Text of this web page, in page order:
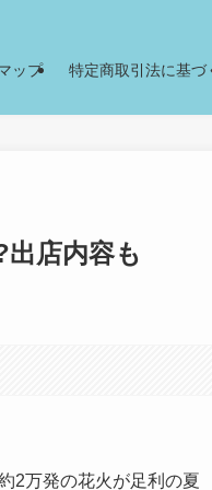
ップ 特定商取引法に基づ
店内容も
2万発の花火が足利の夏